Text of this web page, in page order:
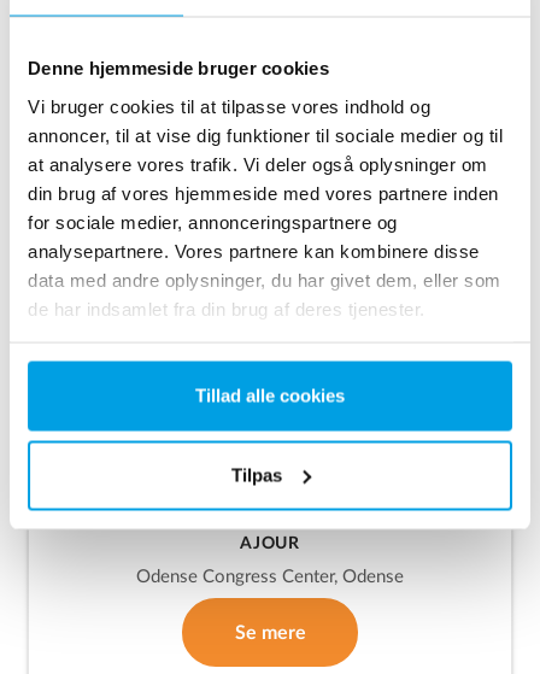
Denne hjemmeside bruger cookies
Vi bruger cookies til at tilpasse vores indhold og
annoncer, til at vise dig funktioner til sociale medier og til
at analysere vores trafik. Vi deler også oplysninger om
din brug af vores hjemmeside med vores partnere inden
for sociale medier, annonceringspartnere og
analysepartnere. Vores partnere kan kombinere disse
data med andre oplysninger, du har givet dem, eller som
de har indsamlet fra din brug af deres tjenester.
Tillad alle cookies
Tilpas
Se mere
24.-25. oktober
Se mere
28.-29. november
AJOUR
Odense Congress Center, Odense
Se mere